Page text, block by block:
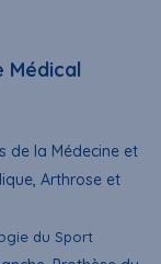
Médical
de la Médecine et
Arthrose et
du Sport